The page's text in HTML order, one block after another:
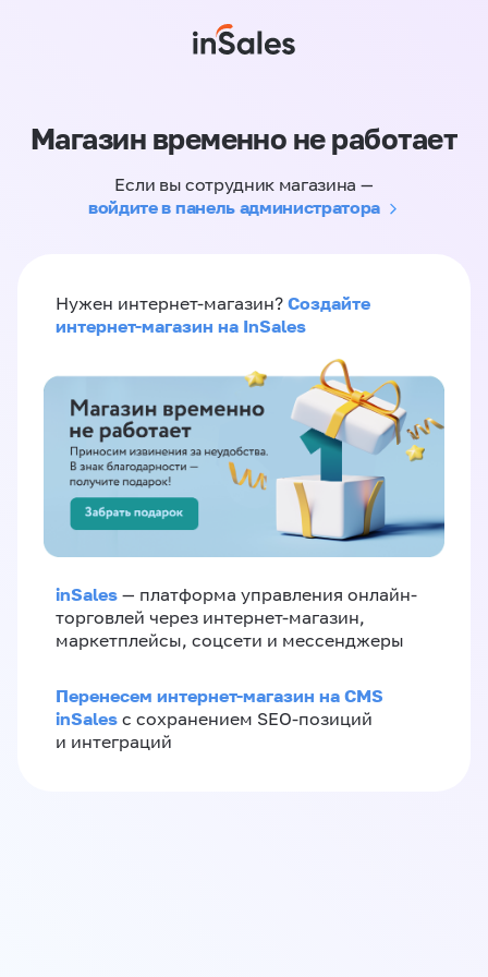
Магазин временно не работает
Если вы сотрудник магазина —
войдите в панель администратора
Нужен интернет-магазин? Создайте
интернет-магазин на InSales
inSales — платформа управления онлайн-
торговлей через интернет-магазин,
маркетплейсы, соцсети и мессенджеры
Перенесем интернет-магазин на CMS
inSales с сохранением SEO-позиций
и интеграций